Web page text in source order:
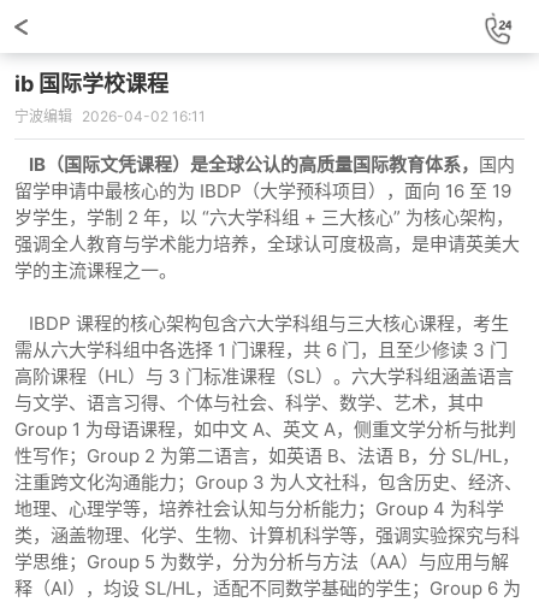
ib 国际学校课程
宁波编辑 2026-04-02 16:11
IB（国际文凭课程）是全球公认的高质量国际教育体系， 国内
留学申请中最核心的为 IBDP（大学预科项目），面向 16 至 19
岁学生，学制 2 年，以 “六大学科组 + 三大核心” 为核心架构，
强调全人教育与学术能力培养，全球认可度极高，是申请英美大
学的主流课程之一。
IBDP 课程的核心架构包含六大学科组与三大核心课程，考生
需从六大学科组中各选择 1 门课程，共 6 门，且至少修读 3 门
高阶课程（HL）与 3 门标准课程（SL）。六大学科组涵盖语言
与文学、语言习得、个体与社会、科学、数学、艺术，其中
Group 1 为母语课程，如中文 A、英文 A，侧重文学分析与批判
性写作；Group 2 为第二语言，如英语 B、法语 B，分 SL/HL，
注重跨文化沟通能力；Group 3 为人文社科，包含历史、经济、
地理、心理学等，培养社会认知与分析能力；Group 4 为科学
类，涵盖物理、化学、生物、计算机科学等，强调实验探究与科
学思维；Group 5 为数学，分为分析与方法（AA）与应用与解
释（AI），均设 SL/HL，适配不同数学基础的学生；Group 6 为